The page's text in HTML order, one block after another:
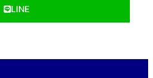
LINE